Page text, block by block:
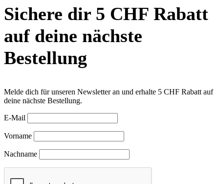
Sichere dir 5 CHF Rabatt
auf deine nächste
Bestellung
Melde dich für unseren Newsletter an und erhalte 5 CHF Rabatt auf
deine nächste Bestellung.
E-Mail
Vorname
Nachname